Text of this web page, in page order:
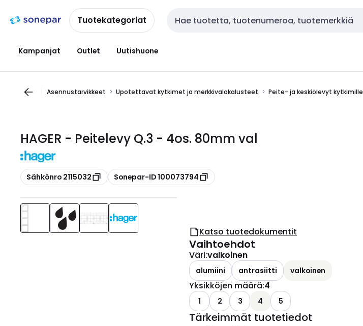
navigointiinsisältöönTuotekategoriat Haku
Kampanjat Outlet Uutishuone
Asennustarvikkeet Upotettavat kytkimet ja merkkivalokalusteet Peite- ja keskiölevyt kytkimille
HAGER - Peitelevy Q.3 - 4os. 80mm val
Kopioi
Sähkönro 2115032 Kopioi
Sonepar-ID 100073794
Katso tuotedokumentit
Vaihtoehdot
Väri:valkoinen
alumiini antrasiitti valkoinen
Yksikköjen määrä:4
1 2 3 4 5
Tärkeimmät tuotetiedot